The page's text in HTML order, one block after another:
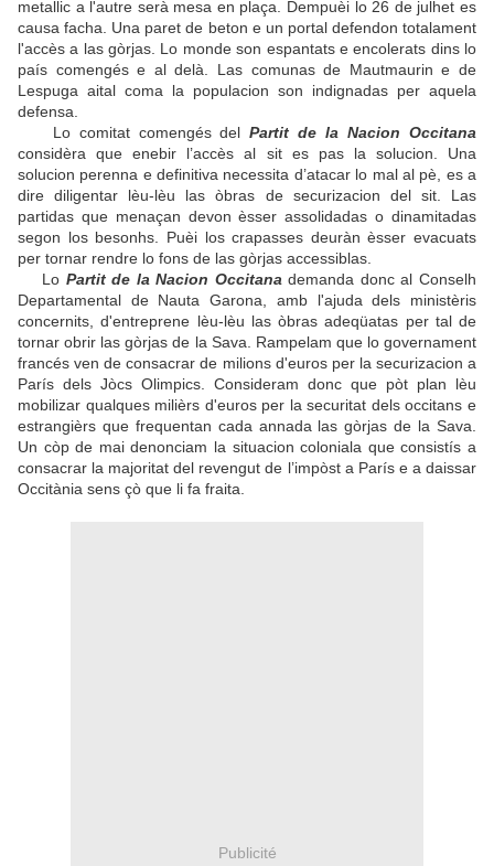
metallic a l'autre serà mesa en plaça. Dempuèi lo 26 de julhet es
causa facha. Una paret de beton e un portal defendon totalament
l'accès a las gòrjas. Lo monde son espantats e encolerats dins lo
país comengés e al delà. Las comunas de Mautmaurin e de
Lespuga aital coma la populacion son indignadas per aquela
defensa.
Lo comitat comengés delPartit de la Nacion Occitana
considèra que enebir l’accès al sit es pas la solucion. Una
solucion perenna e definitiva necessita d’atacar lo mal al pè, es a
dire diligentar lèu-lèu las òbras de securizacion del sit. Las
partidas que menaçan devon èsser assolidadas o dinamitadas
segon los besonhs. Puèi los crapasses deuràn èsser evacuats
per tornar rendre lo fons de las gòrjas accessiblas.
Lo Partit de la Nacion Occitanademanda donc al Conselh
Departamental de Nauta Garona, amb l'ajuda dels ministèris
concernits, d'entreprene lèu-lèu las òbras adeqüatas per tal de
tornar obrir las gòrjas de la Sava. Rampelam que lo governament
francés ven de consacrar de milions d'euros per la securizacion a
París dels Jòcs Olimpics. Consideram donc que pòt plan lèu
mobilizar qualques milièrs d'euros per la securitat dels occitans e
estrangièrs que frequentan cada annada las gòrjas de la Sava.
Un còp de mai denonciam la situacion coloniala que consistís a
consacrar la majoritat del revengut de l’impòst a París e a daissar
Occitània sens çò que li fa fraita.
Publicité